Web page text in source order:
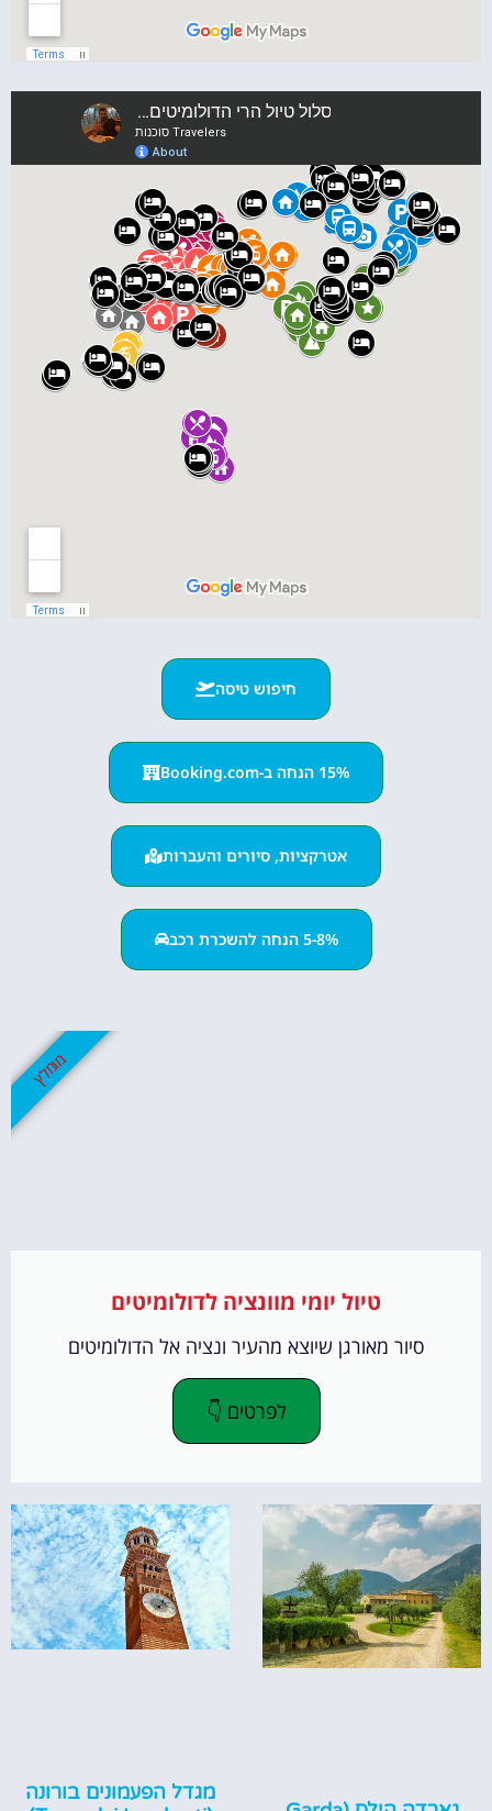
חיפוש טיסה
15% הנחה ב-Booking.com
אטרקציות, סיורים והעברות
5-8% הנחה להשכרת רכב
טיול יומי מוונציה לדולומיטים
סיור מאורגן שיוצא מהעיר ונציה אל הדולומיטים
לפרטים 👇
מומלץ
מגדל הפעמונים בורונה